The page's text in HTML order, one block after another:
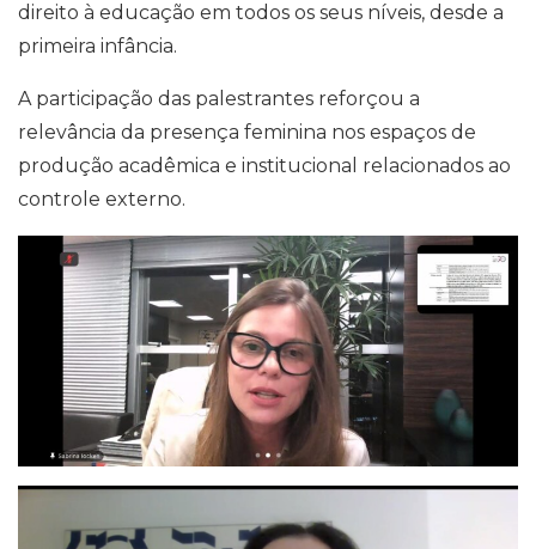
direito à educação em todos os seus níveis, desde a
primeira infância.
A participação das palestrantes reforçou a
relevância da presença feminina nos espaços de
produção acadêmica e institucional relacionados ao
controle externo.